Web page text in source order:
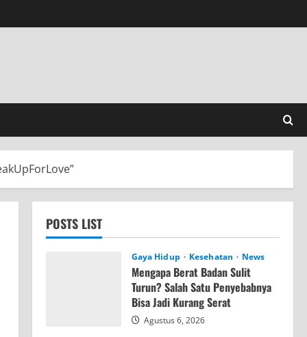
POSTS LIST
Gaya Hidup Kesehatan News
Mengapa Berat Badan Sulit
Turun? Salah Satu Penyebabnya
Bisa Jadi Kurang Serat
Agustus 6, 2026